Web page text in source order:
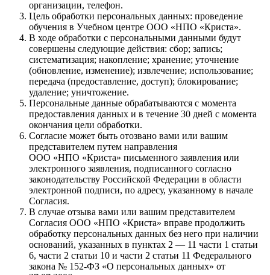
организации, телефон.
Цель обработки персональных данных: проведение
обучения в Учебном центре ООО «НПО «Криста».
В ходе обработки с персональными данными будут
совершены следующие действия: сбор; запись;
систематизация; накопление; хранение; уточнение
(обновление, изменение); извлечение; использование;
передача (предоставление, доступ); блокирование;
удаление; уничтожение.
Персональные данные обрабатываются с момента
предоставления данных и в течение 30 дней с момента
окончания цели обработки.
Согласие может быть отозвано вами или вашим
представителем путем направления
ООО «НПО «Криста» письменного заявления или
электронного заявления, подписанного согласно
законодательству Российской Федерации в области
электронной подписи, по адресу, указанному в начале
Согласия.
В случае отзыва вами или вашим представителем
Согласия ООО «НПО «Криста» вправе продолжить
обработку персональных данных без него при наличии
оснований, указанных в пунктах 2 — 11 части 1 статьи
6, части 2 статьи 10 и части 2 статьи 11 Федерального
закона № 152-ФЗ «О персональных данных» от